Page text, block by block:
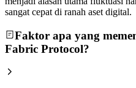
sangat cepat di ranah aset digital.
Faktor apa yang
Fabric Protocol?